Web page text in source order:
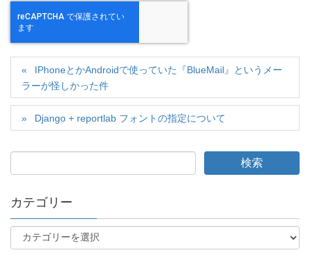
IPhoneとかAndroidで使っていた『BlueMail』というメー
ラーが怪しかった件
Django + reportlab フォントの指定について
カテゴリー